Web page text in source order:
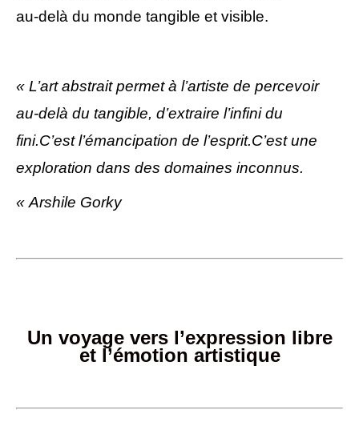
au-delà du monde tangible et visible.
« L’art abstrait permet à l’artiste de percevoir
au-delà du tangible, d’extraire l’infini du
fini.C’est l’émancipation de l’esprit.C’est une
exploration dans des domaines inconnus.
« Arshile Gorky
Un voyage vers l’expression libre
et l’émotion artistique